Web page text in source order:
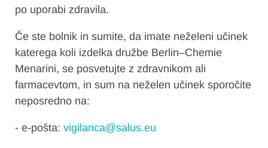
po uporabi zdravila.
Če ste bolnik in sumite, da imate neželeni učinek
katerega koli izdelka družbe Berlin–Chemie
Menarini, se posvetujte z zdravnikom ali
farmacevtom, in sum na neželen učinek sporočite
neposredno na:
- e-pošta: vigilanca@salus.eu